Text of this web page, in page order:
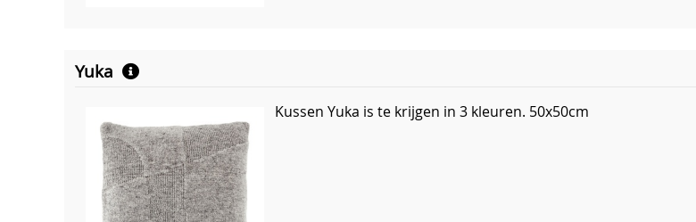
Yuka
Kussen Yuka is te krijgen in 3 kleuren. 50x50cm